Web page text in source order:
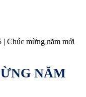
| Chúc mừng năm mới
NĂM